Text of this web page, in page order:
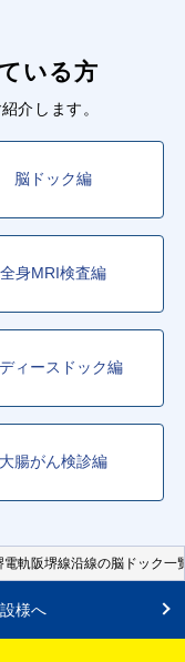
いる方
介します。
脳ドック編
全身MRI検査編
ィースドック編
大腸がん検診編
電軌阪堺線沿線の脳ドック一
様へ